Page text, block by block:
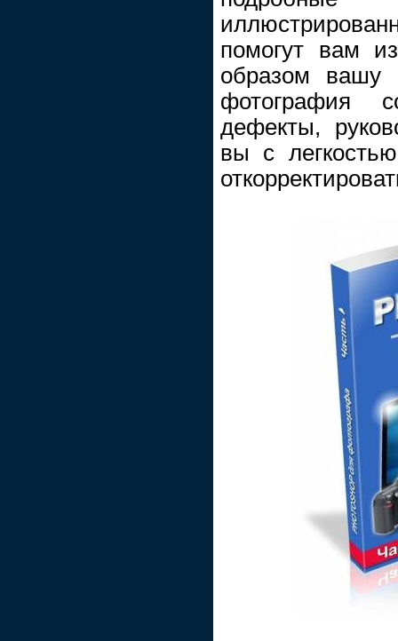
помогут вам
образом вашу
фотография
дефекты,
вы с